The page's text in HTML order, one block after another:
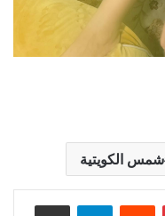
شمس الكويتية
بينتيريست